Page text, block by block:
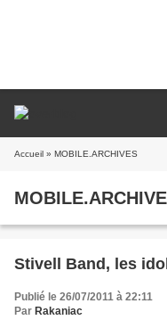
Accueil » MOBILE.ARCHIVES
Stivell Band, les
Publié le 26/07/2011 à 22:11
Par Rakaniac